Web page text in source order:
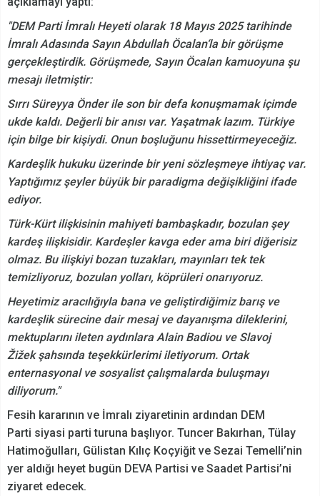
"DEM Parti İmralı Heyeti olarak 18 Mayıs 2025 tarihinde
İmralı Adasında Sayın Abdullah Öcalan‘la bir görüşme
gerçekleştirdik. Görüşmede, Sayın Öcalan kamuoyuna şu
mesajı iletmiştir:
Sırrı Süreyya Önder ile son bir defa konuşmamak içimde
ukde kaldı. Değerli bir anısı var. Yaşatmak lazım. Türkiye
için bilge bir kişiydi. Onun boşluğunu hissettirmeyeceğiz.
Kardeşlik hukuku üzerinde bir yeni sözleşmeye ihtiyaç var.
Yaptığımız şeyler büyük bir paradigma değişikliğini ifade
ediyor.
Türk-Kürt ilişkisinin mahiyeti bambaşkadır, bozulan şey
kardeş ilişkisidir. Kardeşler kavga eder ama biri diğerisiz
olmaz. Bu ilişkiyi bozan tuzakları, mayınları tek tek
temizliyoruz, bozulan yolları, köprüleri onarıyoruz.
Heyetimiz aracılığıyla bana ve geliştirdiğimiz barış ve
kardeşlik sürecine dair mesaj ve dayanışma dileklerini,
mektuplarını ileten aydınlara Alain Badiou ve Slavoj
Žižek şahsında teşekkürlerimi iletiyorum. Ortak
enternasyonal ve sosyalist çalışmalarda buluşmayı
diliyorum."
Fesih kararının ve İmralı ziyaretinin ardından DEM
Parti siyasi parti turuna başlıyor. Tuncer Bakırhan, Tülay
Hatimoğulları, Gülistan Kılıç Koçyiğit ve Sezai Temelli’nin
yer aldığı heyet bugün DEVA Partisi ve Saadet Partisi’ni
ziyaret edecek.